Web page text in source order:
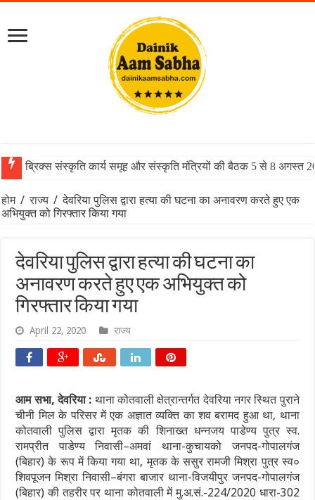
ब्रिक्स संस्कृति कार्य समूह और संस्कृति मंत्रियों की बैठक 5 से 8 अगस्त
होम / राज्य / देवरिया पुलिस द्वारा हत्या की घटना का अनावरण करते हुए एक
अभियुक्त को गिरफ्तार किया गया
देवरिया पुलिस द्वारा हत्या की घटना का
अनावरण करते हुए एक अभियुक्त को
गिरफ्तार किया गया
April 22, 2020 राज्य
आम सभा, देवरिया : थाना कोतवाली क्षेत्रान्तर्गत देवरिया नगर स्थित पुराने
चीनी मिल के परिसर में एक अज्ञात व्यक्ति का शव बरामद हुआ था, थाना
कोतवाली पुलिस द्वारा मृतक की शिनाख्त धन्नजय पाडेण्य पुत्र स्व.
रामप्रीत पाडेण्य निवासी–अमवां थाना-कुचायको जनपद-गोपालगंज
(बिहार) के रूप में किया गया था, मृतक के ससुर रामजी मिश्रा पुत्र स्व०
शिवपूजन मिश्रा निवासी–बंगरा बाजार थाना-विजयीपुर जनपद-गोपालगंज
(बिहार) की तहरीर पर थाना कोतवाली में मु.अ.सं.-224/2020 धारा-302